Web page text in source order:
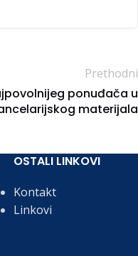
Prethodni
ponuđača u
materijala
OSTALI LINKOVI
Kontakt
Linkovi